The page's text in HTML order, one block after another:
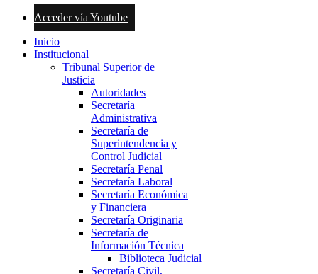
Acceder vía Youtube
Inicio
Institucional
Tribunal Superior de
Justicia
Autoridades
Secretaría
Administrativa
Secretaría de
Superintendencia y
Control Judicial
Secretaría Penal
Secretaría Laboral
Secretaría Económica
y Financiera
Secretaría Originaria
Secretaría de
Información Técnica
Biblioteca Judicial
Secretaría Civil,